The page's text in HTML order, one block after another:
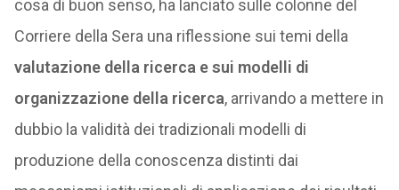
cosa di buon senso, ha lanciato sulle colonne del
Corriere della Sera una riflessione sui temi della
valutazione della ricerca e sui modelli di
organizzazione della ricerca, arrivando a mettere in
dubbio la validità dei tradizionali modelli di
produzione della conoscenza distinti dai